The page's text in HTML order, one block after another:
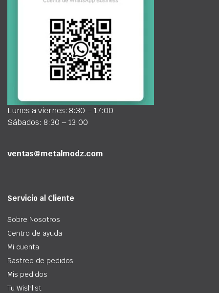
Lunes a viernes: 8:30 – 17:00
Sábados: 8:30 – 13:00
ventas@metalmodz.com
Servicio al Cliente
Sobre Nosotros
Centro de ayuda
Mi cuenta
Rastreo de pedidos
Mis pedidos
Tu Wishlist